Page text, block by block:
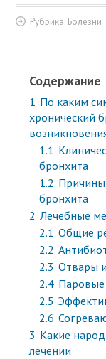
Рубрика: Болезни
Содержание
1 По каким
хронический
1.1
бронхита
1.2 Причины
бронхита
2 Лечебные
2.1 Общие
2.2
2.3 Отвары
2.4 Паровые
2.5
2.6
3 Какие
лечении